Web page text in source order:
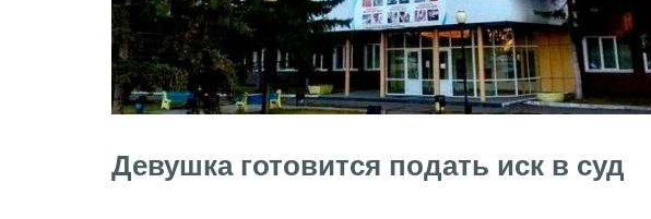
Девушка готовится подать иск в суд